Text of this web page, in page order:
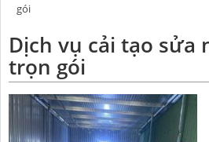
gói
Dịch vụ cải tạo sửa
trọn gói